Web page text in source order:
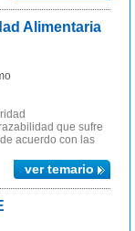
Alimentaria
que sufre
acuerdo con las
ver temario